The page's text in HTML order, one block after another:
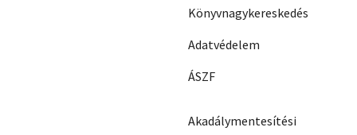
Könyvnagykereskedés
Adatvédelem
ÁSZF
Akadálymentesítési